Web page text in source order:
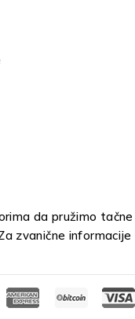
da pružimo tačne
zvanične informacije